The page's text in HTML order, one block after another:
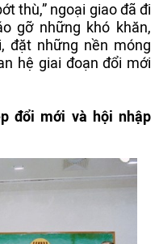
thù,” ngoại giao đã đi
gỡ những khó khăn,
đặt những nền móng
hệ giai đoạn đổi mới
đổi mới và hội nhập